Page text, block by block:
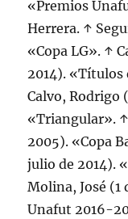
«Premios
Herrera. ↑
«Copa LG». ↑
2014). «Títulos
Calvo, Rodrigo
«Triangular».
2005). «Copa
julio de 2014).
Molina, José (1
Unafut 2016-